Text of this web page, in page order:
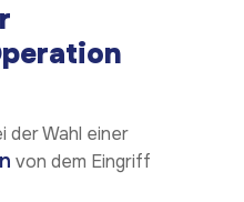
der Wahl einer
von dem Eingriff